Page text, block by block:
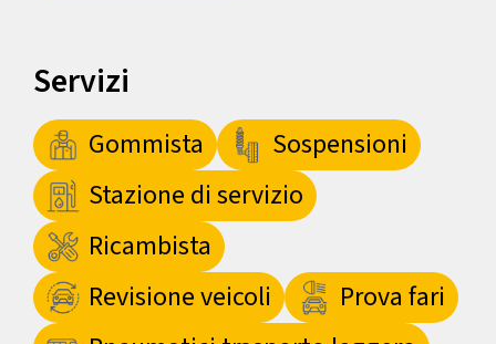
Servizi
Gommista
Sospensioni
Stazione di servizio
Ricambista
Revisione veicoli
Prova fari